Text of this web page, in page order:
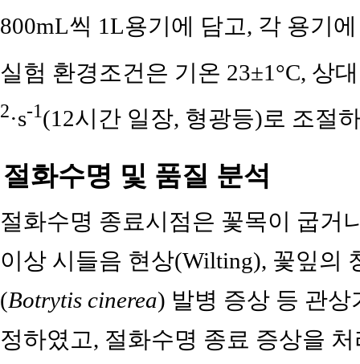
800mL씩 1L용기에 담고, 각 용기
실험 환경조건은 기온 23±1°C, 상
2·s-1(12시간 일장, 형광등)로 조절
절화수명 및 품질 분석
절화수명 종료시점은 꽃목이 굽거
이상 시들음 현상(Wilting), 꽃잎의
(Botrytis cinerea) 발병 증상 등 관
정하였고, 절화수명 종료 증상을